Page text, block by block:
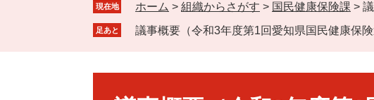
現在地 ホーム > 組織からさがす > 国民健康保険課 >
足あと 議事概要（令和3年度第1回愛知県国民健康保険